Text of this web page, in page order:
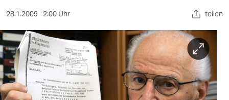
sport
berlin
nord
wahrheit
28.1.2009 2:00 Uhr teilen